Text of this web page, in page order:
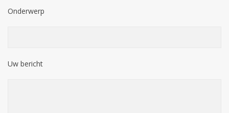
Onderwerp
Uw bericht